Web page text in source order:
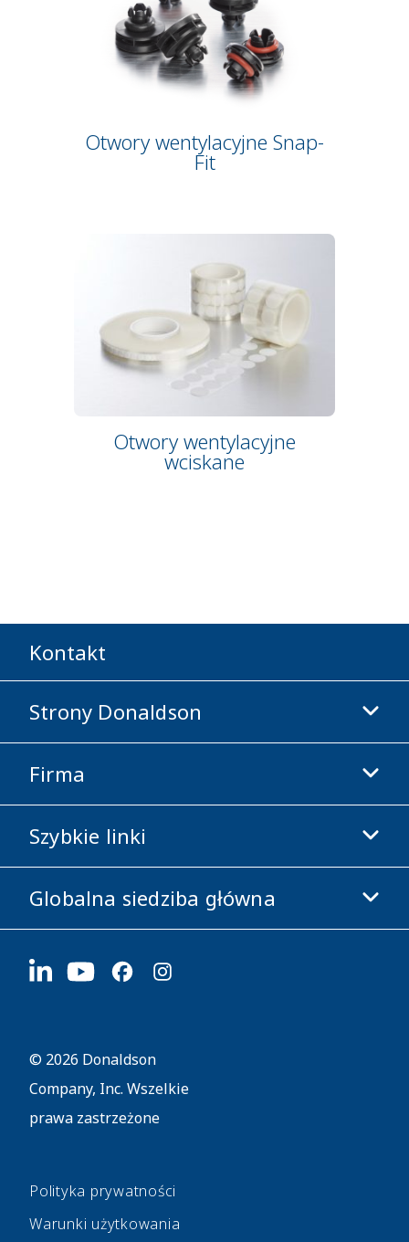
Otwory wentylacyjne Snap-
Fit
Otwory wentylacyjne
wciskane
Kontakt
Strony Donaldson
Donaldson Life Sciences
Sklep Donaldson
Firma
Informacje o firmie
Etyka i zgodność z przepisami
Kariera
Szybkie linki
Inwestorzy
Dostawcy
Zrównoważony rozwój
Globalna siedziba główna
1400 W 94th Street
© 2026 Donaldson
Company, Inc. Wszelkie
prawa zastrzeżone
Polityka prywatności
Warunki użytkowania